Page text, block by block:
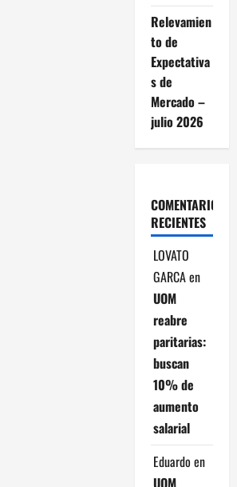
Relevamien
to de
Expectativa
s de
Mercado –
julio 2026
COMENTARIOS
RECIENTES
LOVATO
GARCAen
UOM
reabre
paritarias:
buscan
10% de
aumento
salarial
Eduardo en
UOM